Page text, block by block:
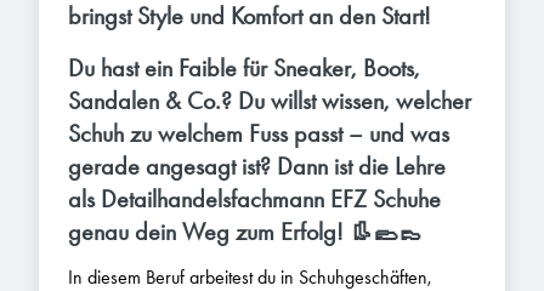
bringst Style und Komfort an den Start!
Du hast ein Faible für Sneaker, Boots,
Sandalen & Co.? Du willst wissen, welcher
Schuh zu welchem Fuss passt – und was
gerade angesagt ist? Dann ist die Lehre
als Detailhandelsfachmann EFZ Schuhe
genau dein Weg zum Erfolg! 👢🥿👞
In diesem Beruf arbeitest du in Schuhgeschäften,